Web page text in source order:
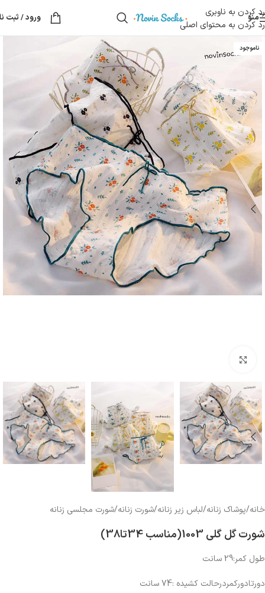
رد کردن به ناوبری
رد کردن به محتوای اصلی
منو ورود / ثبت
ناموجود
خانه/پوشاک زنانه/لباس زیر زنانه/شورت زنانه/شورت مجلسی زنانه
شورت گل گلی 1003(مناسب 34تا38)
طول کمر:29 سانت
دورتادورکمردرحالت کشیده :74 سانت